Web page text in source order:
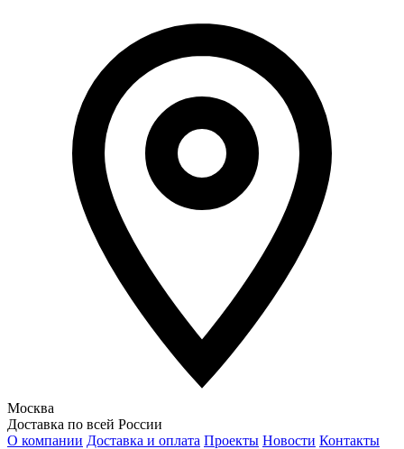
Москва
Доставка по всей России
О компании Доставка и оплата Проекты Новости Контакты